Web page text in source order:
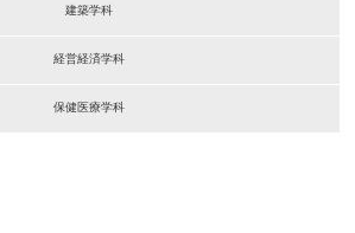
建築学科
経営経済学科
保健医療学科